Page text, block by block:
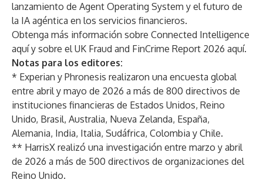
lanzamiento de Agent Operating System y el futuro de
la IA agéntica en los servicios financieros.
Obtenga más información sobre Connected Intelligence
aquíy sobre el UK Fraud and FinCrime Report 2026 aquí.
Notas para los editores:
* Experian y Phronesis realizaron una encuesta global
entre abril y mayo de 2026 a más de 800 directivos de
instituciones financieras de Estados Unidos, Reino
Unido, Brasil, Australia, Nueva Zelanda, España,
Alemania, India, Italia, Sudáfrica, Colombia y Chile.
** HarrisX realizó una investigación entre marzo y abril
de 2026 a más de 500 directivos de organizaciones del
Reino Unido.